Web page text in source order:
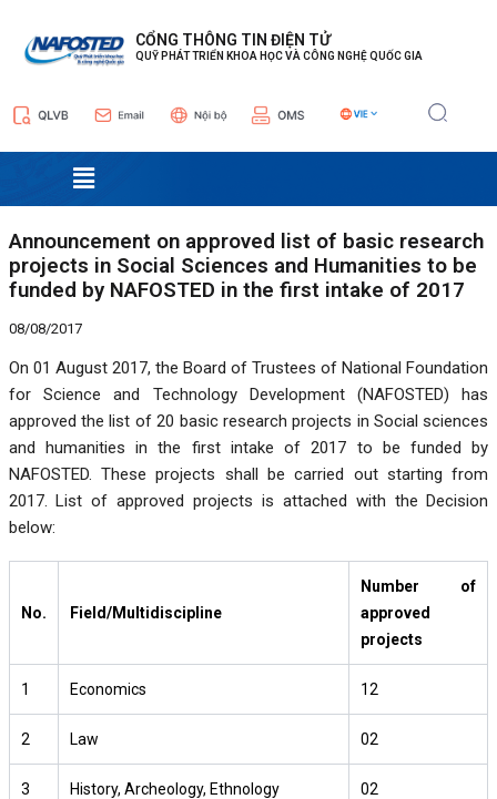
CỔNG THÔNG TIN ĐIỆN TỬ
QUỸ PHÁT TRIỂN KHOA HỌC VÀ CÔNG NGHỆ QUỐC GIA
Menu
Announcement on approved list of basic research
projects in Social Sciences and Humanities to be
funded by NAFOSTED in the first intake of 2017
08/08/2017
On 01 August 2017, the Board of Trustees of National Foundation
for Science and Technology Development (NAFOSTED) has
approved the list of 20 basic research projects in Social sciences
and humanities in the first intake of 2017 to be funded by
NAFOSTED. These projects shall be carried out starting from
2017. List of approved projects is attached with the Decision
below:
No. Field/Multidiscipline
Number of
approved
projects
1 Economics 12
2 Law 02
3 History, Archeology, Ethnology 02
hướng
bài